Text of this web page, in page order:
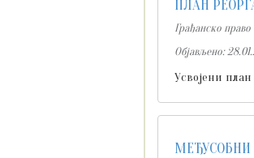
ПЛАН
Грађанско
Објављено:
Усвојени
МЕЂУСОБНИ